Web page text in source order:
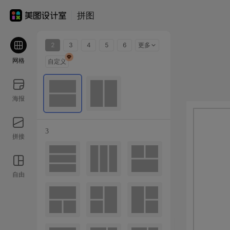
拼图
网格
海报
拼接
自由
2 3 4 5 6 更多
自定义
3